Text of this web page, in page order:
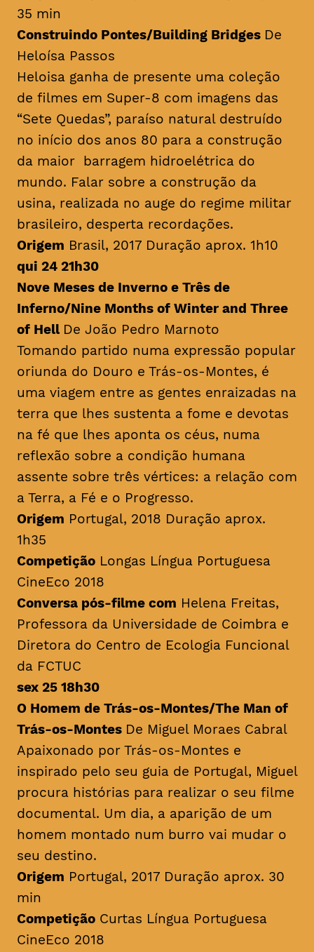
35 min
Construindo Pontes/Building Bridges De
Heloísa Passos
Heloisa ganha de presente uma coleção
de filmes em Super-8 com imagens das
“Sete Quedas”, paraíso natural destruído
no início dos anos 80 para a construção
da maior barragem hidroelétrica do
mundo. Falar sobre a construção da
usina, realizada no auge do regime militar
brasileiro, desperta recordações.
Origem Brasil, 2017 Duração aprox. 1h10
qui 24 21h30
Nove Meses de Inverno e Três de
Inferno/Nine Months of Winter and Three
of Hell De João Pedro Marnoto
Tomando partido numa expressão popular
oriunda do Douro e Trás-os-Montes, é
uma viagem entre as gentes enraizadas na
terra que lhes sustenta a fome e devotas
na fé que lhes aponta os céus, numa
reflexão sobre a condição humana
assente sobre três vértices: a relação com
a Terra, a Fé e o Progresso.
Origem Portugal, 2018 Duração aprox.
1h35
CompetiçãoLongas Língua Portuguesa
CineEco 2018
Conversa pós-filme com Helena Freitas,
Professora da Universidade de Coimbra e
Diretora do Centro de Ecologia Funcional
da FCTUC
sex 25 18h30
O Homem de Trás-os-Montes/The Man of
Trás-os-Montes De Miguel Moraes Cabral
Apaixonado por Trás-os-Montes e
inspirado pelo seu guia de Portugal, Miguel
procura histórias para realizar o seu filme
documental. Um dia, a aparição de um
homem montado num burro vai mudar o
seu destino.
Origem Portugal, 2017 Duração aprox. 30
min
CompetiçãoCurtas Língua Portuguesa
CineEco 2018